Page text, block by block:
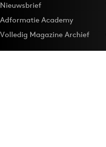
Nieuwsbrief
Adformatie Academy
Volledig Magazine Archief